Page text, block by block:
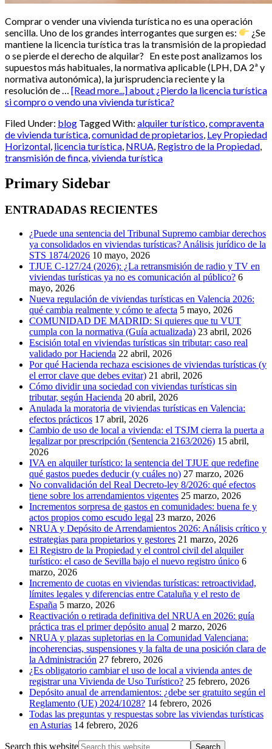
Comprar o vender una vivienda turística no es una operación
sencilla. Uno de los grandes interrogantes que surgen es:
¿Se
mantiene la licencia turística tras la transmisión de la propiedad
o se pierde el derecho de alquilar? En este post analizamos los
supuestos más habituales, la normativa aplicable (LPH, DA 2ª y
normativa autonómica), la jurisprudencia reciente y la
resolución de … [Read more...]about ¿Pierdo la licencia turística
si compro o vendo una vivienda turística?
Filed Under: blog Tagged With: alquiler turístico compraventa
de vivienda turística comunidad de propietarios Ley Propiedad
Horizontal licencia turística NRUA Registro de la Propiedad
transmisión de finca vivienda turística
Primary Sidebar
ENTRADADAS RECIENTES
¿Puede una sentencia del Tribunal Supremo cambiar derechos
ya consolidados en viviendas turísticas? Análisis jurídico de la
STS 1874/2026 10 mayo, 2026
TJUE C-127/24 (2026): ¿La retransmisión de radio y TV en
viviendas turísticas ya no es comunicación al público? 6
mayo, 2026
Nueva regulación de viviendas turísticas en Valencia 2026:
qué cambia realmente y cómo te afecta 5 mayo, 2026
COMUNIDAD DE MADRID: Si quieres que tu VUT
cumpla con la normativa (Guía actualizada) 23 abril, 2026
Escisión total en viviendas turísticas sin tributar: caso real
validado por Hacienda 22 abril, 2026
Por qué Hacienda rechaza escisiones de viviendas turísticas (y
el error clave que debes evitar) 21 abril, 2026
Cómo dividir una sociedad con viviendas turísticas sin
tributar, según Hacienda 20 abril, 2026
Anulada la moratoria de viviendas turísticas en Valencia:
efectos prácticos 17 abril, 2026
Cambio de uso de local a vivienda: el TSJM cierra la puerta a
legalizar por prescripción (Sentencia 2163/2026) 15 abril,
2026
IVA en alquiler turístico: la sentencia del TJUE que redefine
qué gastos puedes deducir (y cuáles no) 27 marzo, 2026
No convalidación del Real Decreto-ley 8/2026: qué efectos
tiene sobre los arrendamientos vigentes 25 marzo, 2026
Incrementos sorpresa de gastos en comunidades: buena fe y
actos propios como escudo legal 23 marzo, 2026
NRUA y Depósito de Arrendamientos 2026: Análisis crítico y
estrategias para propietarios y gestores 21 marzo, 2026
El Registro de la Propiedad y el control civil del alquiler
turístico: el caso de Sevilla bajo el nuevo registro único 6
marzo, 2026
Incremento de cuotas en viviendas turísticas: retroactividad,
límites legales y diferencias entre Cataluña y el resto de
España 5 marzo, 2026
Reactivación o retirada definitiva del NRUA en 2026: guía
práctica tras el primer depósito anual 2 marzo, 2026
NRUA y plazas supletorias en la Comunidad Valenciana:
incoherencias, suspensiones y la falta de una posición clara de
la Administración 27 febrero, 2026
¿Es obligatorio cambiar el uso de local a vivienda antes de
registrar una Vivienda de Uso Turístico? 25 febrero, 2026
Depósito anual de arrendamientos: ¿debe ser gratuito según el
Reglamento (UE) 2024/1028? 14 febrero, 2026
Todas las preguntas y respuestas sobre las viviendas turísticas
en Asturias 14 febrero, 2026
Search this website